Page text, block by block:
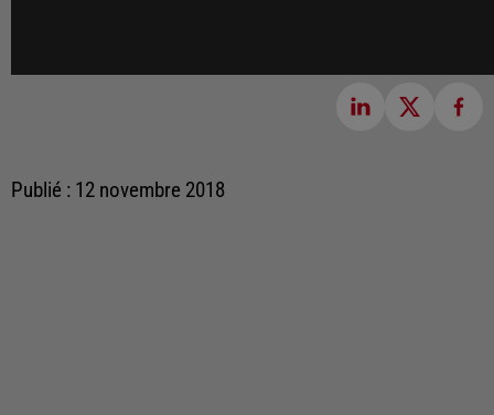
Publié : 12 novembre 2018